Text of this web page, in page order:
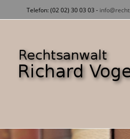
Inhalt
Telefon: (02 02) 30 03 03 -